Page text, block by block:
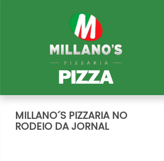
MILLANO´S PIZZARIA NO
RODEIO DA JORNAL